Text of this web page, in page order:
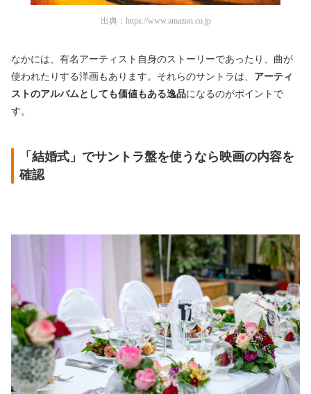
出典： https://www.amazon.co.jp
なかには、有名アーティスト自身のストーリーであったり、曲が
使われたりする洋画もあります。それらのサントラは、 アーティ
ストのアルバムとしても価値もある逸品になるのがポイントで
す。
「結婚式」でサントラ盤を使うなら映画の内容を
確認